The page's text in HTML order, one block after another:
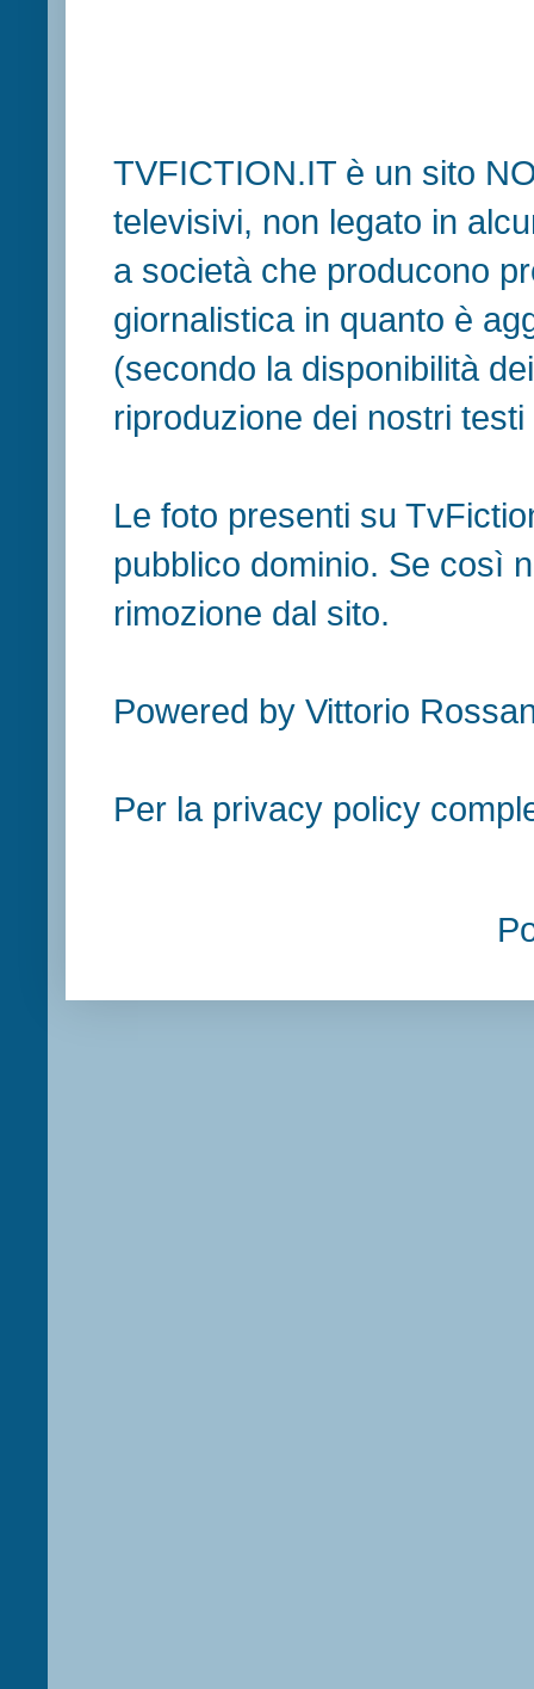
TVFICTION.IT è un sito
televisivi, non legato in
a società che producono
giornalistica in quanto è
(secondo la disponibilità
riproduzione dei nostri
Le foto presenti su
pubblico dominio. Se così
rimozione dal sito.
Powered by Vittorio
Per la privacy policy